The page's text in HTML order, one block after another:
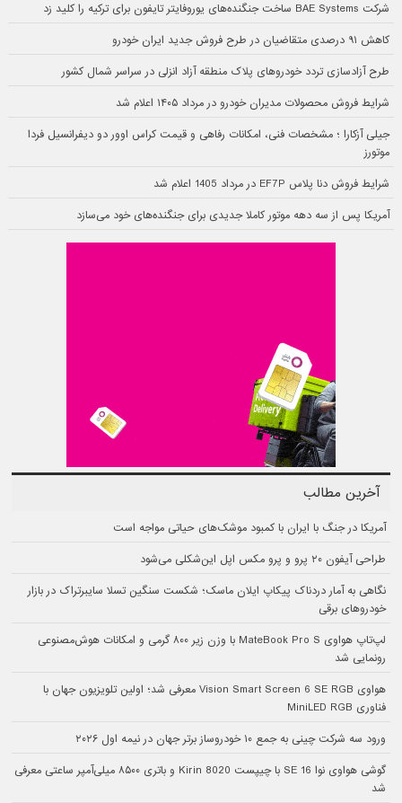
شرکت BAE Systems ساخت جنگنده‌های یوروفایتر تایفون برای ترکیه را کلید زد
کاهش ۹۱ درصدی متقاضیان در طرح فروش جدید ایران خودرو
طرح آزادسازی تردد خودروهای پلاک منطقه آزاد انزلی در سراسر شمال کشور
شرایط فروش محصولات مدیران خودرو در مرداد ۱۴۰۵ اعلام شد
جیلی آزکارا ؛ مشخصات فنی، امکانات رفاهی و قیمت کراس اوور دو دیفرانسیل فردا
موتورز
شرایط فروش دنا پلاس EF7P در مرداد 1405 اعلام شد
آمریکا پس از سه دهه موتور کاملا جدیدی برای جنگنده‌های خود می‌سازد
آخرین مطالب
آمریکا در جنگ با ایران با کمبود موشک‌های حیاتی مواجه است
طراحی آیفون ۲۰ پرو و پرو مکس اپل این‌شکلی می‌شود
نگاهی به آمار دردناک پیکاپ ایلان ماسک؛ شکست سنگین تسلا سایبرتراک در بازار
خودروهای برقی
لپ‌تاپ هواوی MateBook Pro S با وزن زیر ۸۰۰ گرمی و امکانات هوش‌مصنوعی
رونمایی شد
هواوی Vision Smart Screen 6 SE RGB معرفی شد؛ اولین تلویزیون جهان با
فناوری MiniLED RGB
ورود سه شرکت چینی به جمع ۱۰ خودروساز برتر جهان در نیمه اول ۲۰۲۶
گوشی هواوی نوا 16 SE با چیپست Kirin 8020 و باتری ۸۵۰۰ میلی‌آمپر ساعتی معرفی
شد